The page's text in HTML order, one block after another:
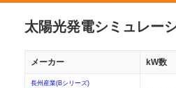
太陽光発電シミュレー
メーカー kW数
長州産業(Bシリーズ)